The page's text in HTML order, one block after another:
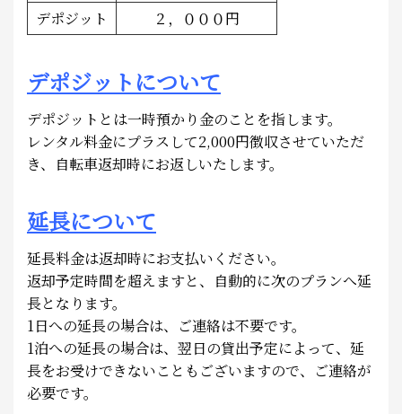
デポジット ２，０００円
デポジットについて
デポジットとは一時預かり金のことを指します。
レンタル料金にプラスして2,000円徴収させていただ
き、自転車返却時にお返しいたします。
延長について
延長料金は返却時にお支払いください。
返却予定時間を超えますと、自動的に次のプランへ延
長となります。
1日への延長の場合は、ご連絡は不要です。
1泊への延長の場合は、翌日の貸出予定によって、延
長をお受けできないこともございますので、ご連絡が
必要です。